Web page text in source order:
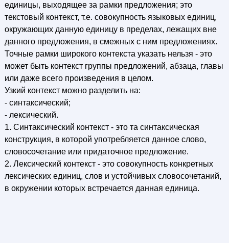
единицы, выходящее за рамки предложения; это
текстовый контекст, т.е. совокупность языковых единиц,
окружающих данную единицу в пределах, лежащих вне
данного предложения, в смежных с ним предложениях.
Точные рамки широкого контекста указать нельзя - это
может быть контекст группы предложений, абзаца, главы
или даже всего произведения в целом.
Узкий контекст можно разделить на:
- синтаксический;
- лексический.
1. Синтаксический контекст - это та синтаксическая
конструкция, в которой употребляется данное слово,
словосочетание или придаточное предложение.
2. Лексический контекст - это совокупность конкретных
лексических единиц, слов и устойчивых словосочетаний,
в окружении которых встречается данная единица.